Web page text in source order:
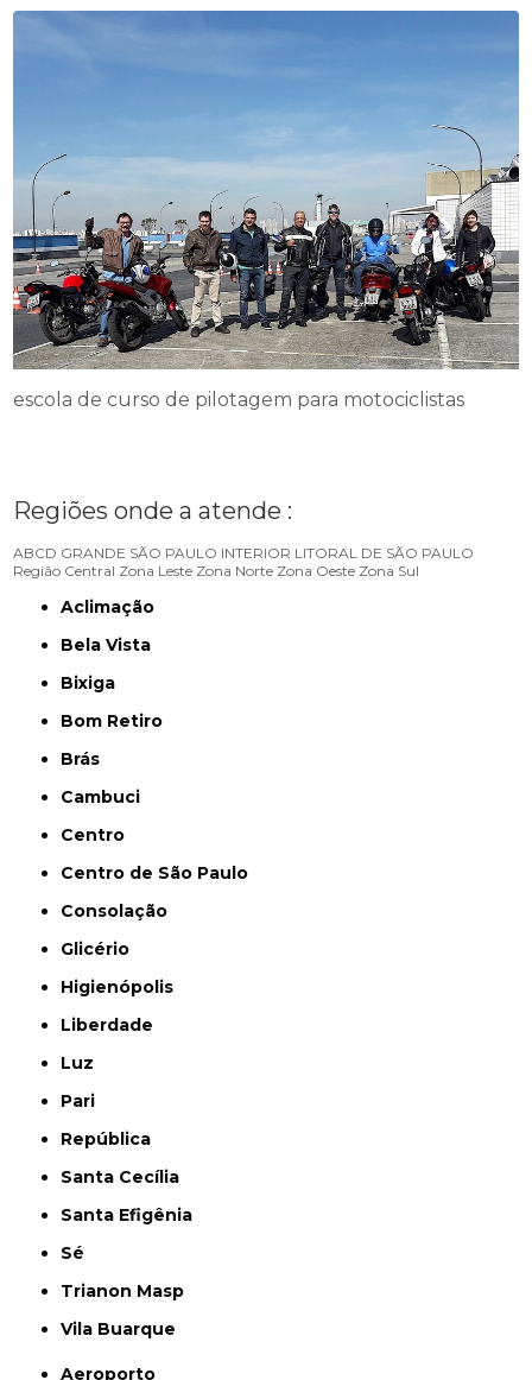
escola de curso de pilotagem para motociclistas
Regiões onde a atende :
ABCD GRANDE SÃO PAULO INTERIOR LITORAL DE SÃO PAULO
Região Central Zona Leste Zona Norte Zona Oeste Zona Sul
Aclimação
Bela Vista
Bixiga
Bom Retiro
Brás
Cambuci
Centro
Centro de São Paulo
Consolação
Glicério
Higienópolis
Liberdade
Luz
Pari
República
Santa Cecília
Santa Efigênia
Sé
Trianon Masp
Vila Buarque
Aeroporto